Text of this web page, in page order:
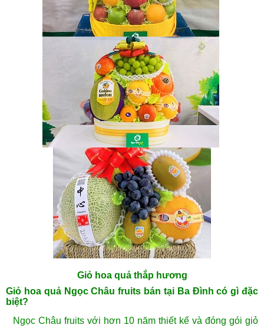
Giỏ hoa quả thắp hương
Giỏ hoa quả Ngọc Châu fruits bán tại Ba Đình có gì đặc
biệt?
Ngọc Châu fruits với hơn 10 năm thiết kế và đóng gói giỏ